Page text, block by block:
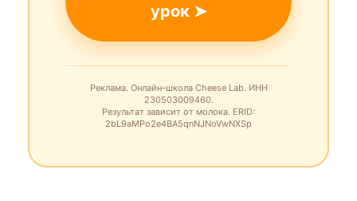
урок ➤
Реклама. Онлайн-школа Cheese Lab. ИНН
230503009460.
Результат зависит от молока. ERID:
2bL9aMPo2e4BA5qnNJNoVwNXSp